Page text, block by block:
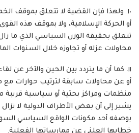
١٠. ولهذا فإن القضية لا تتعلق بموقف
أو الحركة الإسلامية، ولا بموقف هذه
تتعلق بحقيقة الوزن السياسي الذي ما
محاولات عزله أو تجاوزه خلال السنوات
١١. كما أن ما يتردد بين الحين والآخر عن
أو عن محاولات سابقة لترتيب حوارات مع
منظمات ومراكز بحثية أو سياسية قريبة من
يشير إلى أن بعض الأطراف الدولية لا تزال
بوصفه أحد مكونات الواقع السياسي
خطابها العلني عن ممارساتها الفعلية.